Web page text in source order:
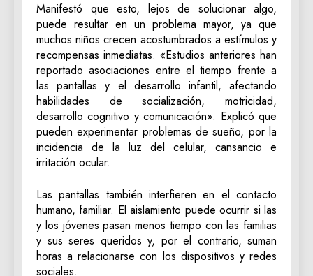
Manifestó que esto, lejos de solucionar algo,
puede resultar en un problema mayor, ya que
muchos niños crecen acostumbrados a estímulos y
recompensas inmediatas. «Estudios anteriores han
reportado asociaciones entre el tiempo frente a
las pantallas y el desarrollo infantil, afectando
habilidades de socialización, motricidad,
desarrollo cognitivo y comunicación». Explicó que
pueden experimentar problemas de sueño, por la
incidencia de la luz del celular, cansancio e
irritación ocular.
Las pantallas también interfieren en el contacto
humano, familiar. El aislamiento puede ocurrir si las
y los jóvenes pasan menos tiempo con las familias
y sus seres queridos y, por el contrario, suman
horas a relacionarse con los dispositivos y redes
sociales.